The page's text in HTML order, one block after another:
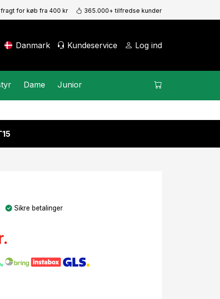
fragt for køb fra 400 kr 365.000+ tilfredse kunder
Danmark Kundeservice Log ind
Dame Junior
Sikre betalinger